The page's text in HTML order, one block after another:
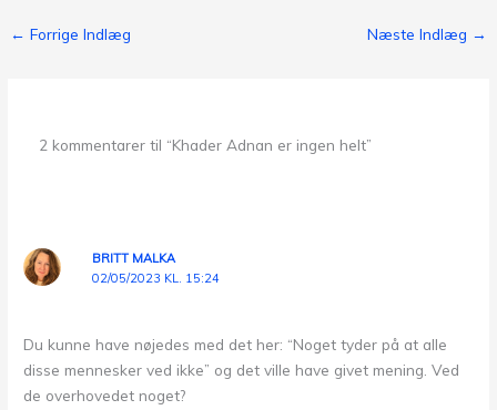
← Forrige Indlæg Næste Indlæg →
2 kommentarer til “Khader Adnan er ingen helt”
BRITT MALKA
02/05/2023 KL. 15:24
Du kunne have nøjedes med det her: “Noget tyder på at alle
disse mennesker ved ikke” og det ville have givet mening. Ved
de overhovedet noget?